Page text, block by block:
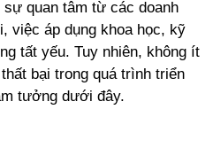
quan tâm từ các doanh
việc áp dụng khoa học, kỹ
tất yếu. Tuy nhiên, không ít
bại trong quá trình triển
tưởng dưới đây.